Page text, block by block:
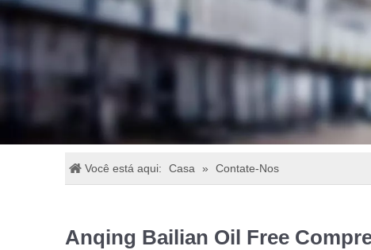
Você está aqui: Casa » Contate-Nos
Anqing Bailian Oil Free